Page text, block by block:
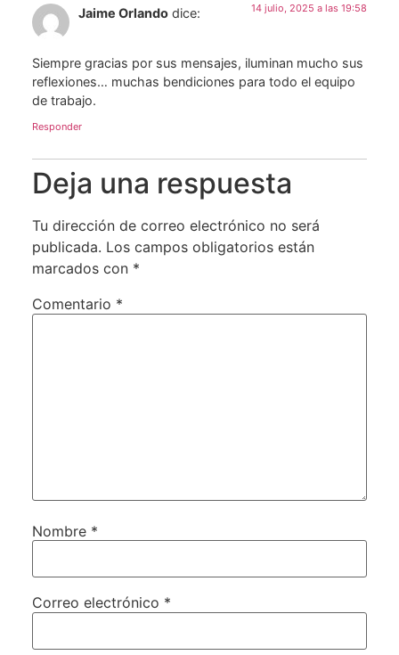
Jaime Orlando dice: 14 julio, 2025 a las 19:58
Siempre gracias por sus mensajes, iluminan mucho sus
reflexiones… muchas bendiciones para todo el equipo
de trabajo.
Responder
Deja una respuesta
Tu dirección de correo electrónico no será
publicada. Los campos obligatorios están
marcados con *
Comentario *
Nombre *
Correo electrónico *